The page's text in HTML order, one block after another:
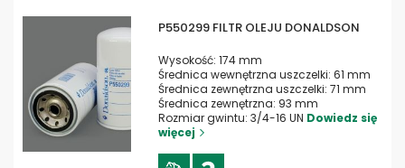
P550299 FILTR OLEJU DONALDSON
Wysokość: 174 mm
Średnica wewnętrzna uszczelki: 61 mm
Średnica zewnętrzna uszczelki: 71 mm
Średnica zewnętrzna: 93 mm
Rozmiar gwintu: 3/4-16 UN Dowiedz się
więcej